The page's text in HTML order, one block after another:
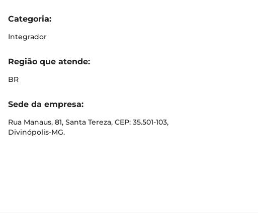
Categoria:
Integrador
Região que atende:
BR
Sede da empresa:
Rua Manaus, 81, Santa Tereza, CEP: 35.501-103,
Divinópolis-MG.